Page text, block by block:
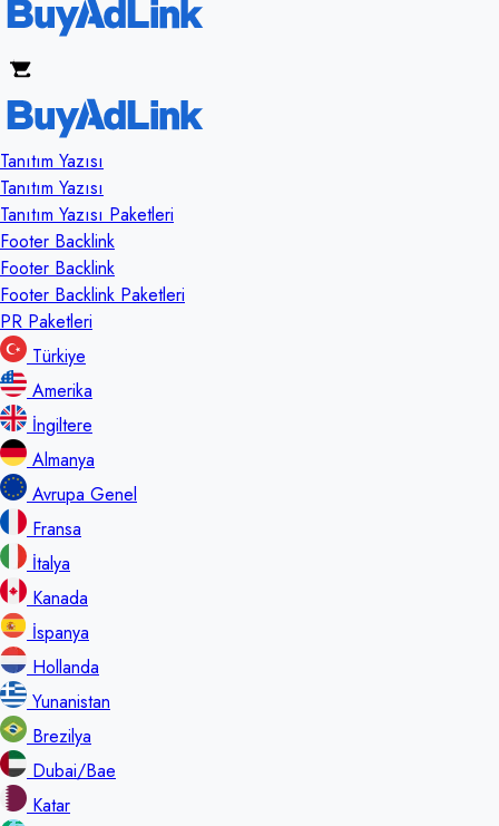
Tanıtım Yazısı
Tanıtım Yazısı
Tanıtım Yazısı Paketleri
Footer Backlink
Footer Backlink
Footer Backlink Paketleri
PR Paketleri
Türkiye
Amerika
İngiltere
Almanya
Avrupa Genel
Fransa
İtalya
Kanada
İspanya
Hollanda
Yunanistan
Brezilya
Dubai/Bae
Katar